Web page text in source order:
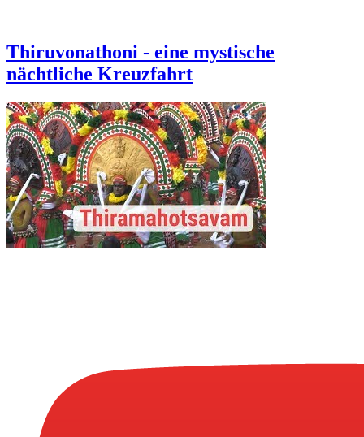
Thiruvonathoni - eine mystische
nächtliche Kreuzfahrt